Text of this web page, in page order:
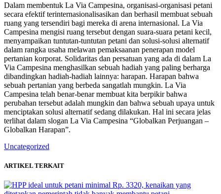
Dalam membentuk La Via Campesina, organisasi-organisasi petani
secara efektif terinternasionalisasikan dan berhasil membuat sebuah
ruang yang tersendiri bagi mereka di arena internasional. La Via
Campesina mengisi ruang tersebut dengan suara-suara petani kecil,
menyampaikan tuntutan-tuntutan petani dan solusi-solusi alternatif
dalam rangka usaha melawan pemaksaanan penerapan model
pertanian korporat. Solidaritas dan persatuan yang ada di dalam La
Via Campesina menghasilkan sebuah hadiah yang paling berharga
dibandingkan hadiah-hadiah lainnya: harapan. Harapan bahwa
sebuah pertanian yang berbeda sangatlah mungkin. La Via
Campesina telah benar-benar membuat kita berpikir bahwa
perubahan tersebut adalah mungkin dan bahwa sebuah upaya untuk
menciptakan solusi alternatif sedang dilakukan. Hal ini secara jelas
terlihat dalam slogan La Via Campesina “Globalkan Perjuangan –
Globalkan Harapan”.
Uncategorized
ARTIKEL TERKAIT